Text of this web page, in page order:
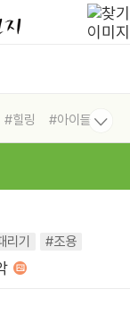
#힐링
#아이들
리기 #조용